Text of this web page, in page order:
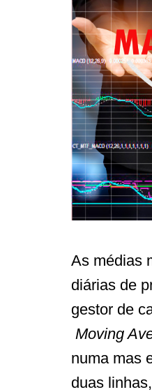
As médias
diárias de
gestor de
Moving
numa mas
duas